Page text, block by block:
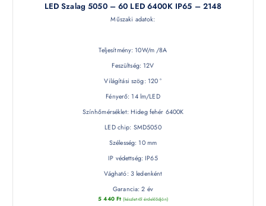
LED Szalag 5050 – 60 LED 6400K IP65 – 2148
Műszaki adatok:
Teljesítmény: 10W/m /8A
Feszültség: 12V
Világítási szög: 120 °
Fényerő: 14 lm/LED
Színhőmérséklet: Hideg fehér 6400K
LED chip: SMD5050
Szélesség: 10 mm
IP védettség: IP65
Vágható: 3 ledenként
Garancia: 2 év
5 440 Ft (készletről érdeklődjön)